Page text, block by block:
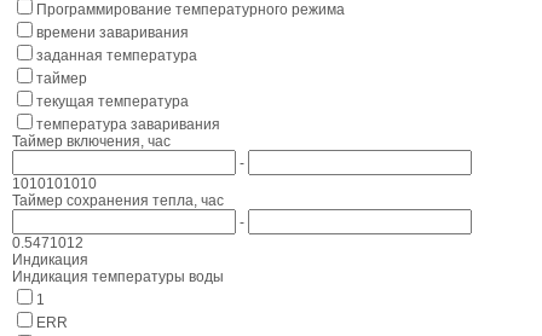
Программирование температурного режима
времени заваривания
заданная температура
таймер
текущая температура
температура заваривания
Таймер включения, час
-
1010101010
Таймер сохранения тепла, час
-
0.5471012
Индикация
Индикация температуры воды
1
ERR